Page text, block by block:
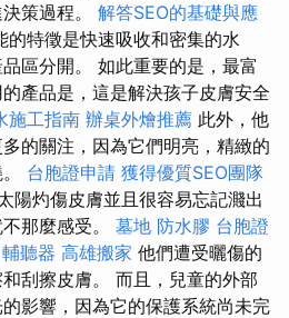
策過程。 解答SEO的基礎與應
的特徵是快速吸收和密集的水
區分開。 如此重要的是，最富
產品是，這是解決孩子皮膚安全
施工指南 辦桌外燴推薦 此外，他
的關注，因為它們明亮，精緻的
台胞證申請 獲得優質SEO團隊
陽灼傷皮膚並且很容易忘記濺出
那麼感受。 墓地 防水膠 台胞證
輔聽器 高雄搬家 他們遭受曬傷的
刮擦皮膚。 而且，兒童的外部
影響，因為它的保護系統尚未完